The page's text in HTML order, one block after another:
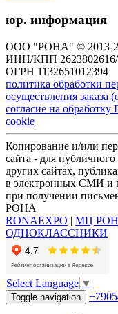
юр. информация
ООО "РОНА" © 2013-
ИНН/КПП 2623802616/
ОГРН 1132651012394
политика обработки
осуществления заказа
согласие на обработку
cookie
Копирование и/или
сайта - для
других сайтах,
в электронных СМИ и
при получении
РОНА
RONAEXPO | МЦ
ОДНОКЛАССНИКИ
Select Language ▼
Toggle navigation